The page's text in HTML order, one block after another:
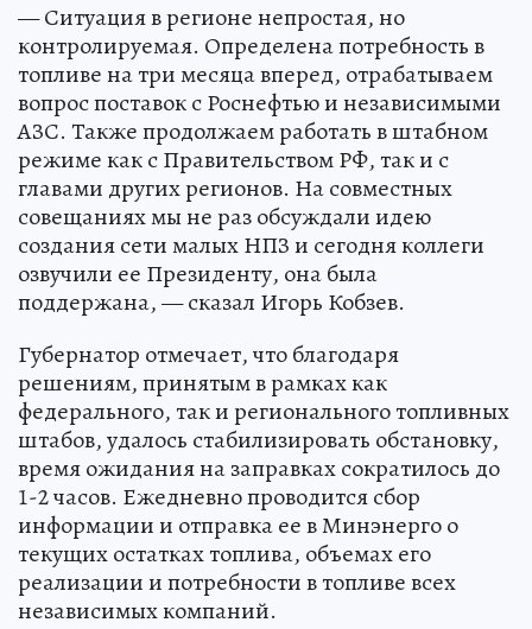
— Ситуация в регионе непростая, но
контролируемая. Определена потребность в
топливе на три месяца вперед, отрабатываем
вопрос поставок с Роснефтью и независимыми
АЗС. Также продолжаем работать в штабном
режиме как с Правительством РФ, так и с
главами других регионов. На совместных
совещаниях мы не раз обсуждали идею
создания сети малых НПЗ и сегодня коллеги
озвучили ее Президенту, она была
поддержана, — сказал Игорь Кобзев.
Губернатор отмечает, что благодаря
решениям, принятым в рамках как
федерального, так и регионального топливных
штабов, удалось стабилизировать обстановку,
время ожидания на заправках сократилось до
1-2 часов. Ежедневно проводится сбор
информации и отправка ее в Минэнерго о
текущих остатках топлива, объемах его
реализации и потребности в топливе всех
независимых компаний.